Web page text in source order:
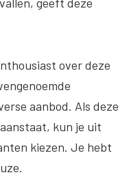
over deze
aanbod. Als deze
kun je uit
kiezen. Je hebt